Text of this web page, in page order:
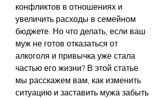
конфликтов в отношениях и
увеличить расходы в семейном
бюджете. Но что делать, если ваш
муж не готов отказаться от
алкоголя и привычка уже стала
частью его жизни? В этой статье
мы расскажем вам, как изменить
ситуацию и заставить мужа забыть